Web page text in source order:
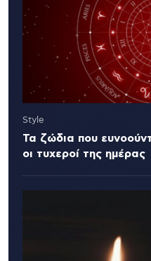
Style
Τα ζώδια που
οι τυχεροί της ημέρας